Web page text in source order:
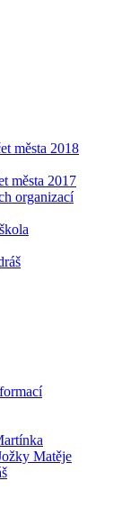
města 2018
města 2017
organizací
Matěje